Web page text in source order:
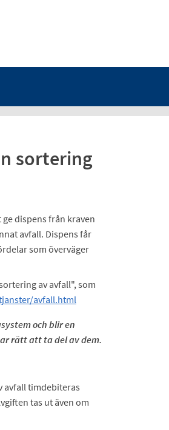
sortering
dispens från kraven
avfall. Dispens får
som överväger
av avfall", som
avfall.html
och blir en
rätt att ta del av dem.
avfall timdebiteras
tas ut även om